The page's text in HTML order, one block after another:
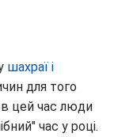
шахраї і
для того
цей час люди
час у році.